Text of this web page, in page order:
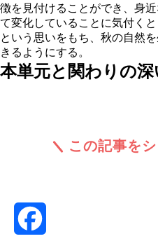
徴を見付けることができ、身
て変化していることに気付く
という思いをもち、秋の自然
きるようにする。
本単元と関わりの
この記事を